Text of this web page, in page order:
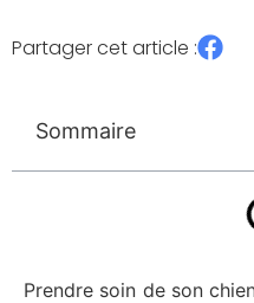
Partager cet article :
Sommaire
Prendre soin de son